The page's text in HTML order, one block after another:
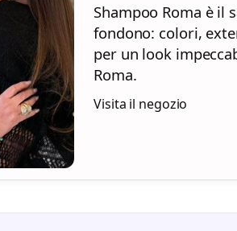
Shampoo Roma è il
fondono: colori,
per un look
Roma.
Visita il negozio